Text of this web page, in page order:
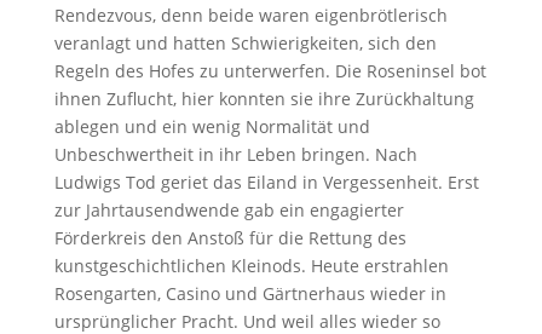
Rendezvous, denn beide waren eigenbrötlerisch
veranlagt und hatten Schwierigkeiten, sich den
Regeln des Hofes zu unterwerfen. Die Roseninsel bot
ihnen Zuflucht, hier konnten sie ihre Zurückhaltung
ablegen und ein wenig Normalität und
Unbeschwertheit in ihr Leben bringen. Nach
Ludwigs Tod geriet das Eiland in Vergessenheit. Erst
zur Jahrtausendwende gab ein engagierter
Förderkreis den Anstoß für die Rettung des
kunstgeschichtlichen Kleinods. Heute erstrahlen
Rosengarten, Casino und Gärtnerhaus wieder in
ursprünglicher Pracht. Und weil alles wieder so